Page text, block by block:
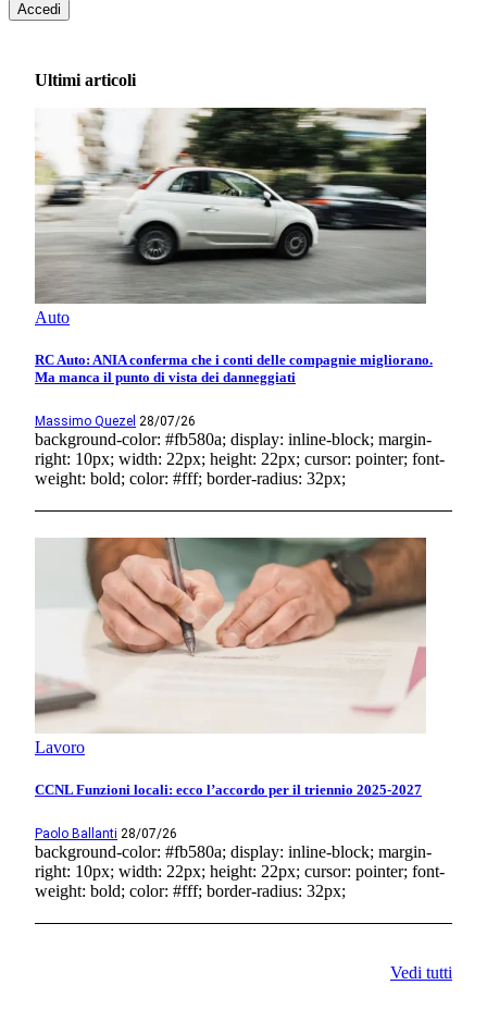
Accedi
Ultimi articoli
Auto
RC Auto: ANIA conferma che i conti delle compagnie migliorano.
Ma manca il punto di vista dei danneggiati
Massimo Quezel 28/07/26
background-color: #fb580a; display: inline-block; margin-
right: 10px; width: 22px; height: 22px; cursor: pointer; font-
weight: bold; color: #fff; border-radius: 32px;
Lavoro
CCNL Funzioni locali: ecco l’accordo per il triennio 2025-2027
Paolo Ballanti 28/07/26
background-color: #fb580a; display: inline-block; margin-
right: 10px; width: 22px; height: 22px; cursor: pointer; font-
weight: bold; color: #fff; border-radius: 32px;
Vedi tutti